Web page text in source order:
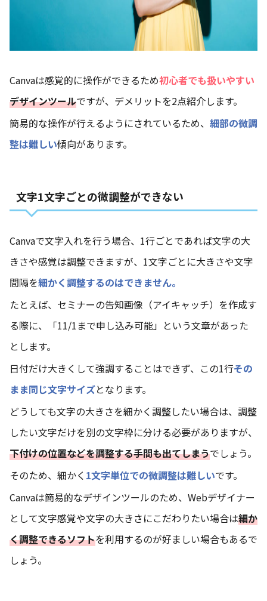
Canvaは感覚的に操作ができるため初心者でも扱いやすい
デザインツールですが、デメリットを2点紹介します。
簡易的な操作が行えるようにされているため、 細部の微調
整は難しい傾向があります。
文字1文字ごとの微調整ができない
Canvaで文字入れを行う場合、1行ごとであれば文字の大
きさや感覚は調整できますが、1文字ごとに大きさや文字
間隔を細かく調整するのはできません。
たとえば、セミナーの告知画像（アイキャッチ）を作成す
る際に、「11/1まで申し込み可能」という文章があった
とします。
日付だけ大きくして強調することはできず、この1行その
まま同じ文字サイズとなります。
どうしても文字の大きさを細かく調整したい場合は、調整
したい文字だけを別の文字枠に分ける必要がありますが、
下付けの位置などを調整する手間も出てしまうでしょう。
そのため、細かく 1文字単位での微調整は難しいです。
Canvaは簡易的なデザインツールのため、Webデザイナー
として文字感覚や文字の大きさにこだわりたい場合は細か
く調整できるソフトを利用するのが好ましい場合もあるで
しょう。